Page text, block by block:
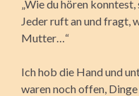
„Wie du hören
Jeder ruft an und fragt,
Mutter…“
Ich hob die Hand und
waren noch offen,